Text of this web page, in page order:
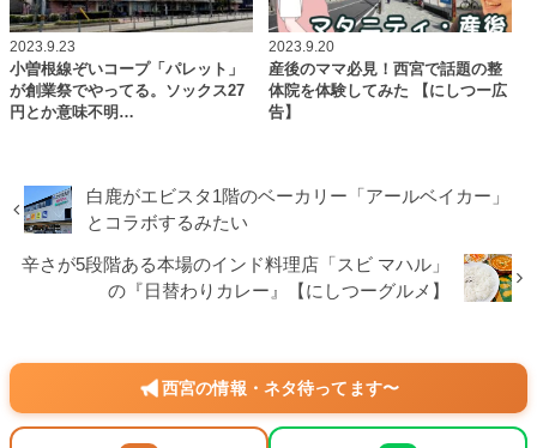
2023.9.23
小曽根線ぞいコープ「パレット」
が創業祭でやってる。ソックス27
円とか意味不明…
2023.9.20
産後のママ必見！西宮で話題の整
体院を体験してみた 【にしつー広
告】
白鹿がエビスタ1階のベーカリー「アールベイカー」
とコラボするみたい
辛さが5段階ある本場のインド料理店「スビ マハル」
の『日替わりカレー』【にしつーグルメ】
西宮の情報・ネタ待ってます〜